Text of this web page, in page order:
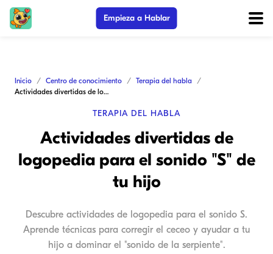
Empieza a Hablar
Inicio Centro de conocimiento
Terapia del habla
Actividades divertidas de logopedia para el sonido "S" de tu hijo
TERAPIA DEL HABLA
Actividades divertidas de
logopedia para el sonido "S" de
tu hijo
Descubre actividades de logopedia para el sonido S.
Aprende técnicas para corregir el ceceo y ayudar a tu
hijo a dominar el "sonido de la serpiente".